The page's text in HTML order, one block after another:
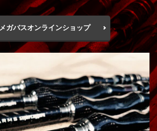
メガバスオンラインショップ